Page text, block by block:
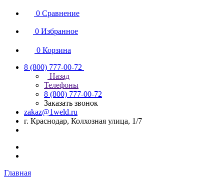
0 Сравнение
0 Избранное
0 Корзина
8 (800) 777-00-72
Назад
Телефоны
8 (800) 777-00-72
Заказать звонок
zakaz@1weld.ru
г. Краснодар, Колхозная улица, 1/7
Главная